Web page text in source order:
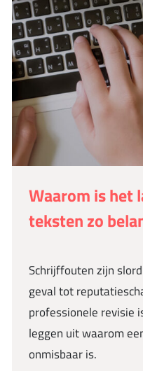
Waarom is het
teksten zo
Schrijffouten zijn
geval tot
professionele revisie
leggen uit waarom
onmisbaar is.